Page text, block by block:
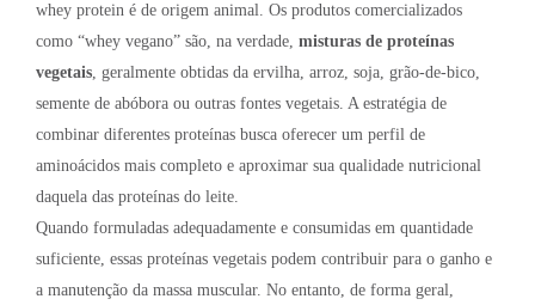
whey protein é de origem animal. Os produtos comercializados
como “whey vegano” são, na verdade, misturas de proteínas
vegetais, geralmente obtidas da ervilha, arroz, soja, grão-de-bico,
semente de abóbora ou outras fontes vegetais. A estratégia de
combinar diferentes proteínas busca oferecer um perfil de
aminoácidos mais completo e aproximar sua qualidade nutricional
daquela das proteínas do leite.
Quando formuladas adequadamente e consumidas em quantidade
suficiente, essas proteínas vegetais podem contribuir para o ganho e
a manutenção da massa muscular. No entanto, de forma geral,